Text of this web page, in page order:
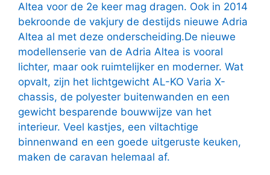
Altea voor de 2e keer mag dragen. Ook in 2014
bekroonde de vakjury de destijds nieuwe Adria
Altea al met deze onderscheiding.De nieuwe
modellenserie van de Adria Altea is vooral
lichter, maar ook ruimtelijker en moderner. Wat
opvalt, zijn het lichtgewicht AL-KO Varia X-
chassis, de polyester buitenwanden en een
gewicht besparende bouwwijze van het
interieur. Veel kastjes, een viltachtige
binnenwand en een goede uitgeruste keuken,
maken de caravan helemaal af.